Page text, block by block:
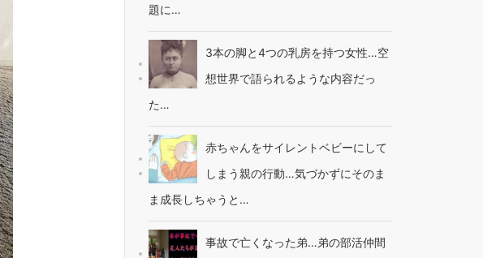
題に…
3本の脚と4つの乳房を持つ女性…空
想世界で語られるような内容だっ
た…
赤ちゃんをサイレントベビーにして
しまう親の行動…気づかずにそのま
ま成長しちゃうと…
事故で亡くなった弟…弟の部活仲間